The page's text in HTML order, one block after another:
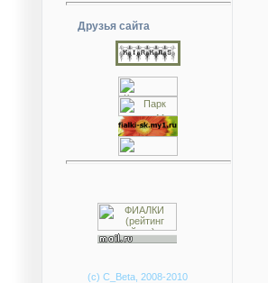
Друзья сайта
(с) C_Beta, 2008-2010